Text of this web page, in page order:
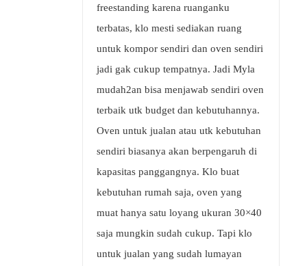
freestanding karena ruanganku
terbatas, klo mesti sediakan ruang
untuk kompor sendiri dan oven sendiri
jadi gak cukup tempatnya. Jadi Myla
mudah2an bisa menjawab sendiri oven
terbaik utk budget dan kebutuhannya.
Oven untuk jualan atau utk kebutuhan
sendiri biasanya akan berpengaruh di
kapasitas panggangnya. Klo buat
kebutuhan rumah saja, oven yang
muat hanya satu loyang ukuran 30×40
saja mungkin sudah cukup. Tapi klo
untuk jualan yang sudah lumayan